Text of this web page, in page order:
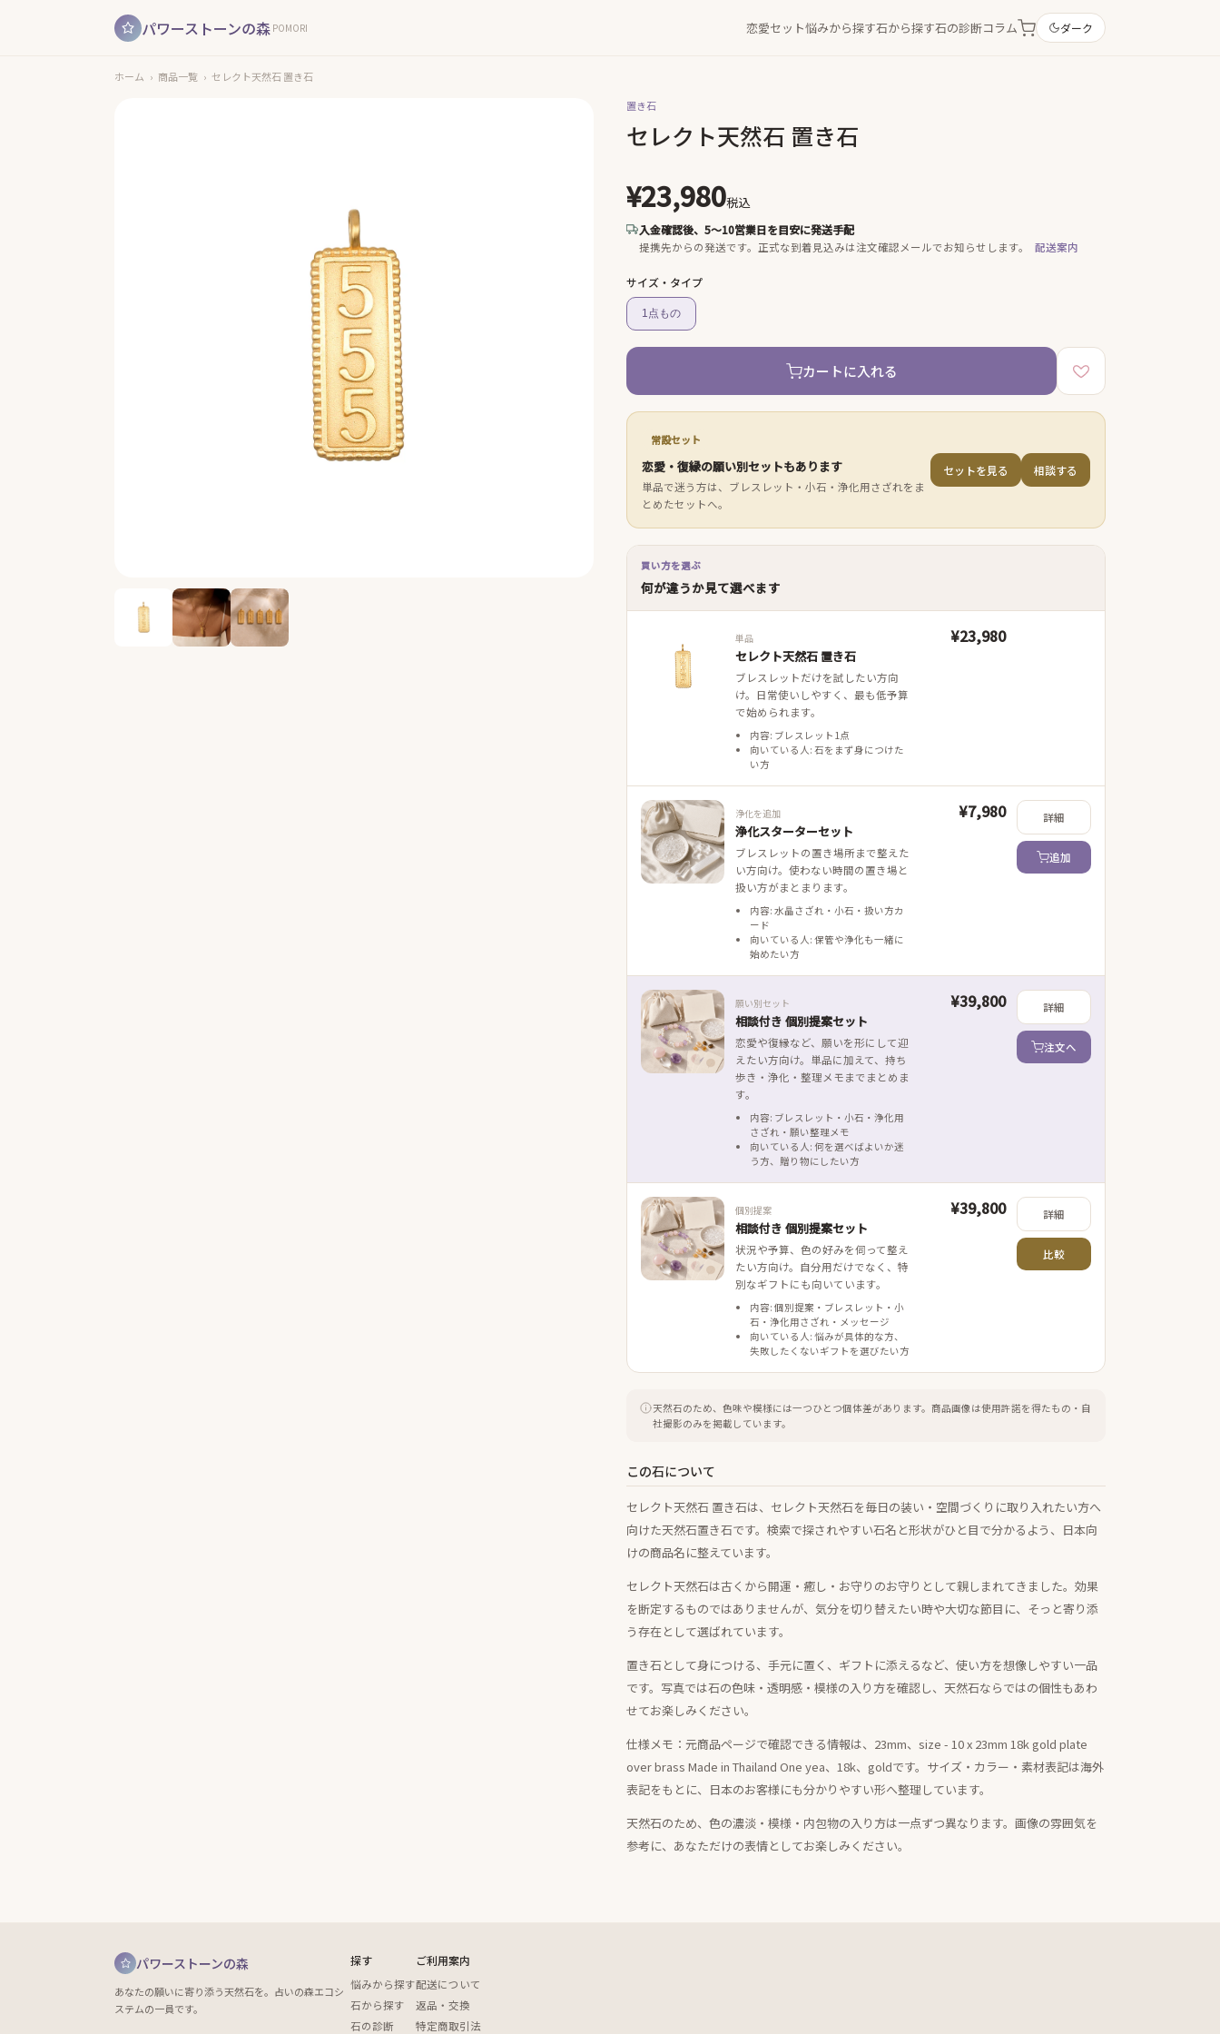
パワーストーンの森 POMORI 恋愛セット悩みから探す石から探す石の診断コラム ダーク
ホーム › 商品一覧 › セレクト天然石 置き石
置き石
セレクト天然石 置き石
¥23,980税込
入金確認後、5〜10営業日を目安に発送手配
提携先からの発送です。 正式な到着見込みは注文確認メールでお知らせします。 配送案内
サイズ・タイプ
1点もの
カートに入れる
常設セット
恋愛・復縁の願い別セットもあります
単品で迷う方は、ブレスレット・小石・浄化用さざれをま
とめたセットへ。
セットを見る 相談する
買い方を選ぶ
何が違うか見て選べます
単品
セレクト天然石 置き石
ブレスレットだけを試したい方向
け。日常使いしやすく、最も低予算
で始められます。
内容: ブレスレット1点
向いている人: 石をまず身につけた
い方
¥23,980
浄化を追加
浄化スターターセット
ブレスレットの置き場所まで整えた
い方向け。使わない時間の置き場と
扱い方がまとまります。
内容: 水晶さざれ・小石・扱い方カ
ード
向いている人: 保管や浄化も一緒に
始めたい方
¥7,980 詳細
追加
願い別セット
相談付き 個別提案セット
恋愛や復縁など、願いを形にして迎
えたい方向け。単品に加えて、持ち
歩き・浄化・整理メモまでまとめま
す。
内容: ブレスレット・小石・浄化用
さざれ・願い整理メモ
向いている人: 何を選べばよいか迷
う方、贈り物にしたい方
¥39,800 詳細
注文へ
個別提案
相談付き 個別提案セット
状況や予算、色の好みを伺って整え
たい方向け。自分用だけでなく、特
別なギフトにも向いています。
内容: 個別提案・ブレスレット・小
石・浄化用さざれ・メッセージ
向いている人: 悩みが具体的な方、
失敗したくないギフトを選びたい方
¥39,800 詳細
比較
天然石のため、色味や模様には一つひとつ個体差があります。 商品画像は使用許諾を得たもの・自
社撮影のみを掲載しています。
この石について
セレクト天然石 置き石は、セレクト天然石を毎日の装い・空間づくりに取り入れたい方へ
向けた天然石置き石です。検索で探されやすい石名と形状がひと目で分かるよう、日本向
けの商品名に整えています。
セレクト天然石は古くから開運・癒し・お守りのお守りとして親しまれてきました。効果
を断定するものではありませんが、気分を切り替えたい時や大切な節目に、そっと寄り添
う存在として選ばれています。
置き石として身につける、手元に置く、ギフトに添えるなど、使い方を想像しやすい一品
です。写真では石の色味・透明感・模様の入り方を確認し、天然石ならではの個性もあわ
せてお楽しみください。
仕様メモ：元商品ページで確認できる情報は、23mm、size - 10 x 23mm 18k gold plate
over brass Made in Thailand One yea、18k、goldです。サイズ・カラー・素材表記は海外
表記をもとに、日本のお客様にも分かりやすい形へ整理しています。
天然石のため、色の濃淡・模様・内包物の入り方は一点ずつ異なります。画像の雰囲気を
参考に、あなただけの表情としてお楽しみください。
パワーストーンの森
あなたの願いに寄り添う天然石を。占いの森エコシ
ステムの一員です。
探す
悩みから探す
石から探す
石の診断
ご利用案内
配送について
返品・交換
特定商取引法